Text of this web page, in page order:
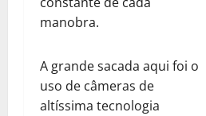
manobra.
A grande sacada aqui foi o
uso de câmeras de
altíssima tecnologia